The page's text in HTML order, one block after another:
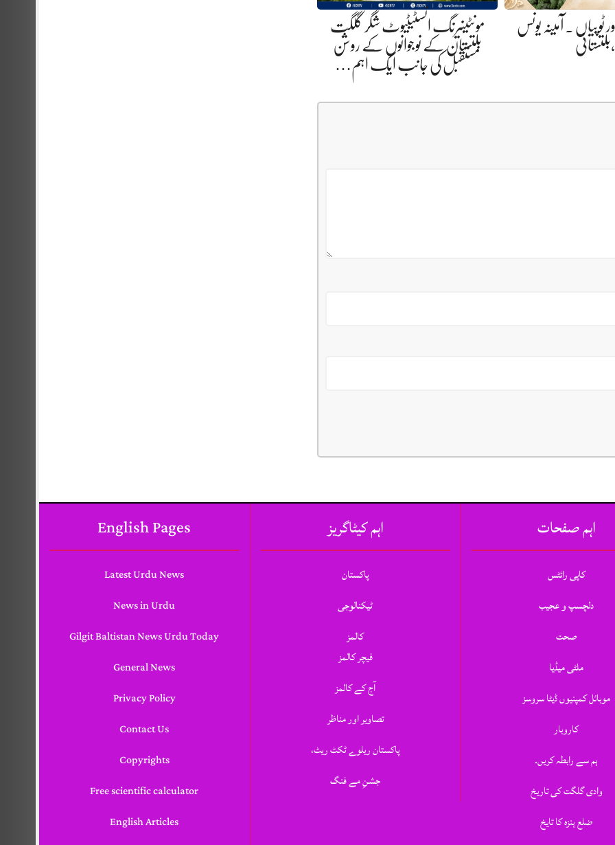
ٹوپیاں . آمینہ یونس
،بلتستانی
مونٹینیرنگ انسٹیٹیوٹ شگر گلگت
بلتستان کے نوجوانوں کے روشن
مستقبل کی جانب ایک اہم…
English Pages
Latest Urdu News
News in Urdu
Gilgit Baltistan News Urdu Today
General News
Privacy Policy
Contact Us
Copyrights
Free scientific calculator
English Articles
اہم کیٹاگریز
پاکستان
ٹیکنالوجی
کالمز
فیچر کالمز
آج کے کالمز
تصاویر اور مناظر
پاکستان ریلوے ٹکٹ ریٹ،
جشنِ مے فنگ
اہم صفحات
کاپی رائٹس
دلچسپ و عجیب
صحت
ملٹی میڈیا
موبائل کمپنیوں ڈیٹا سروسز
کاروبار
ہم سے رابطہ کریں.
وادی گلگت کی تاریخ
ضلع ہنزہ کا تایخ